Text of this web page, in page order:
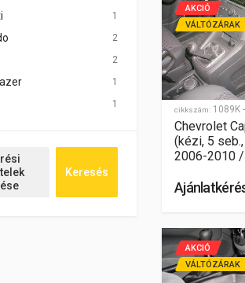
1
2
2
1
1
Keresés
cikkszám: 1089K
AKCIÓ
VÁLTÓZÁRAK
Chevrolet
(kézi, 5
2006-2010
AKCIÓ
VÁLTÓZÁRAK